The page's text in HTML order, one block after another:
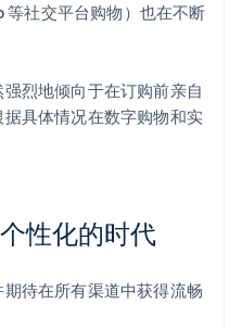
社交平台购物）也在不断
烈地倾向于在订购前亲自
具体情况在数字购物和实
性化的时代
待在所有渠道中获得流畅